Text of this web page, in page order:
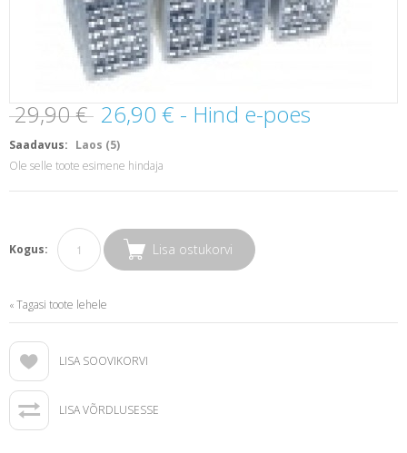
29,90 € 26,90 € - Hind e-poes
Saadavus: Laos (5)
Ole selle toote esimene hindaja
Kogus: Lisa ostukorvi
« Tagasi toote lehele
LISA SOOVIKORVI
LISA VÕRDLUSESSE